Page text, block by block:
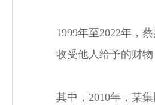
1999年至2022年，
收受他人给予的财
其中，2010年，某